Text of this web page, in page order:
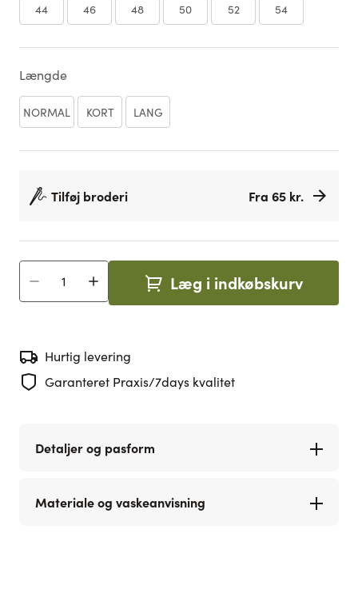
44 46 48 50 52 54
Længde
NORMAL KORT LANG
Tilføj broderi Fra 65 kr.
Antal Læg i indkøbskurv
Hurtig levering
Garanteret Praxis/7days kvalitet
Detaljer og pasform
Materiale og vaskeanvisning